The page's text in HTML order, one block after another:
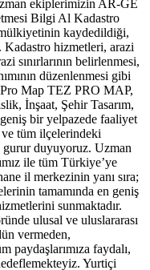
ekiplerimizin AR-GE
Bilgi Al Kadastro
kaydedildiği,
hizmetleri, arazi
sınırlarının belirlenmesi,
düzenlenmesi gibi
Map TEZ PRO MAP,
İnşaat, Şehir Tasarım,
geniş bir yelpazede faaliyet
tüm ilçelerindeki
gurur duyuyoruz. Uzman
ile tüm Türkiye’ye
il merkezinin yanı sıra;
tamamında en geniş
sunmaktadır.
ulusal ve uluslararası
vermeden,
paydaşlarımıza faydalı,
Yurtiçi